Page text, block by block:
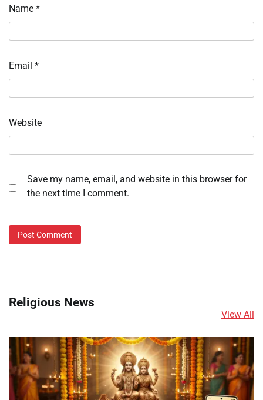
Name *
Email *
Website
Save my name, email, and website in this browser for
the next time I comment.
Religious News
View All